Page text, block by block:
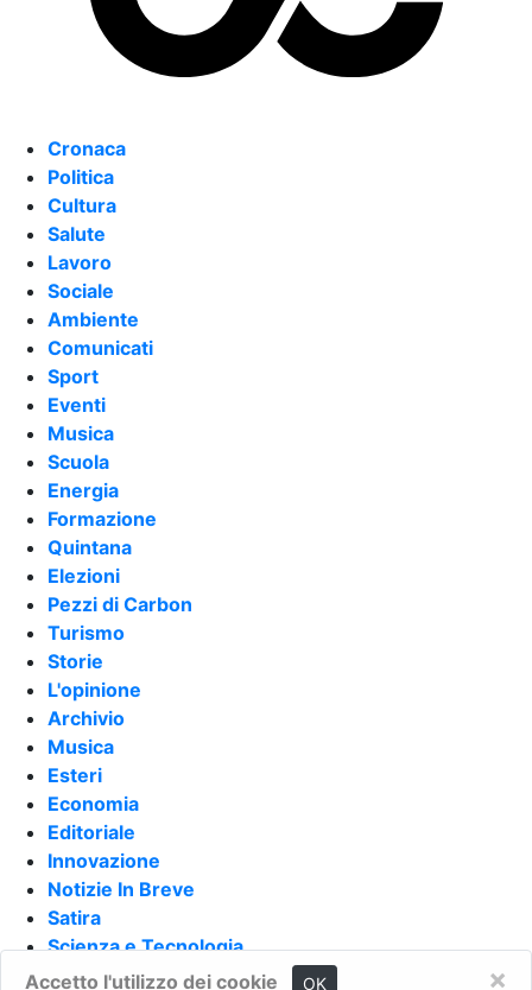
Accetto l'utilizzo dei cookie OK ×
Cronaca
Politica
Cultura
Salute
Lavoro
Sociale
Ambiente
Comunicati
Sport
Eventi
Musica
Scuola
Energia
Formazione
Quintana
Elezioni
Pezzi di Carbon
Turismo
Storie
L'opinione
Archivio
Musica
Esteri
Economia
Editoriale
Innovazione
Notizie In Breve
Satira
Scienza e Tecnologia
Moda